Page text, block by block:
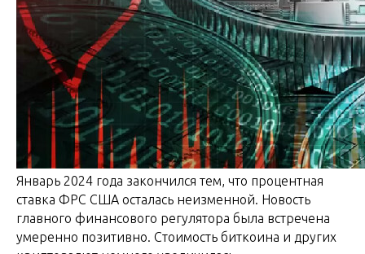
Январь 2024 года закончился тем, что процентная
ставка ФРС США осталась неизменной. Новость
главного финансового регулятора была встречена
умеренно позитивно. Стоимость биткоина и других